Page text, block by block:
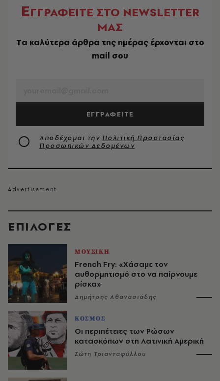
EΠΙΛΟΓΈΣ
ΜΟΥΣΙΚΗ
French Fry: «Χάσαμε τον
αυθορμητισμό στο να παίρνουμε
ρίσκα»
Δημήτρης Αθανασιάδης
ΚΟΣΜΟΣ
Οι περιπέτειες των Ρώσων
κατασκόπων στη Λατινική Αμερική
Σώτη Τριανταφύλλου
ΕΓΓΡΑΦΕΙΤΕ ΣΤΟ NEWSLETTER
ΜΑΣ
Tα καλύτερα άρθρα της ημέρας έρχονται στο
mail σου
ΕΓΓΡΑΦΕΙΤΕ
Αποδέχομαι την Πολιτική Προστασίας
Προσωπικών Δεδομένων